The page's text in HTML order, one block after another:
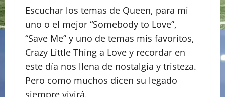
Escuchar los temas de Queen, para mi
uno o el mejor “Somebody to Love”,
“Save Me” y uno de temas mis favoritos,
Crazy Little Thing a Love y recordar en
este día nos llena de nostalgia y tristeza.
Pero como muchos dicen su legado
siempre vivirá.